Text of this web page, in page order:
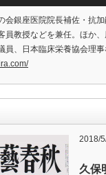
会銀座医院院長補佐・抗
員教授などを兼任。ほか
員、日本臨床栄養協会理事
2018/
久保